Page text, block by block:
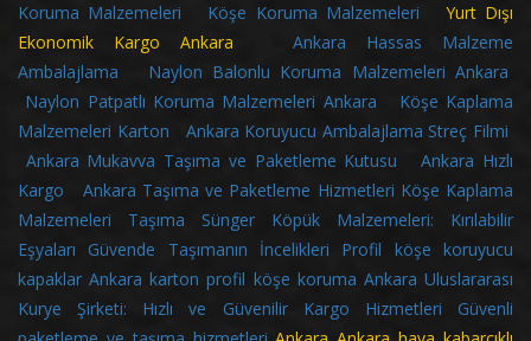
Koruma Malzemeleri
Köşe Koruma Malzemeleri Yurt Dışı
Ekonomik Kargo AnkaraAnkara Hassas Malzeme
Ambalajlama
Naylon Balonlu Koruma Malzemeleri Ankara
Naylon Patpatlı Koruma Malzemeleri Ankara
Köşe Kaplama
Malzemeleri Karton
Ankara Koruyucu Ambalajlama Streç Filmi
Ankara Mukavva Taşıma ve Paketleme Kutusu
Ankara Hızlı
Kargo
Ankara Taşıma ve Paketleme Hizmetleri Köşe Kaplama
Malzemeleri
Taşıma Sünger Köpük Malzemeleri: Kırılabilir
Eşyaları Güvende Taşımanın İncelikleri
Profil köşe koruyucu
kapaklar Ankara karton profil köşe koruma Ankara Uluslararası
Kurye Şirketi: Hızlı ve Güvenilir Kargo Hizmetleri
Güvenli